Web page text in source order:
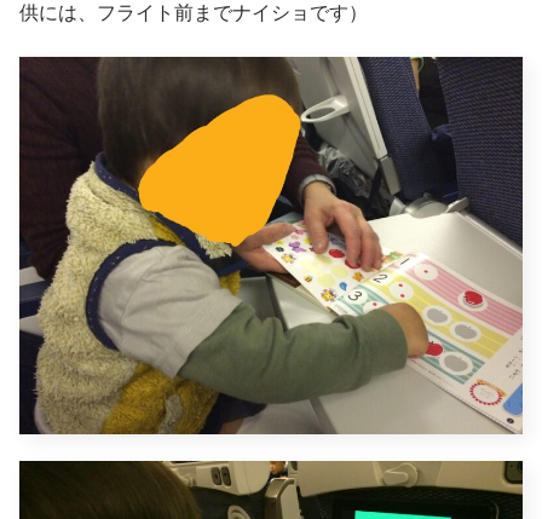
供には、フライト前までナイショです）